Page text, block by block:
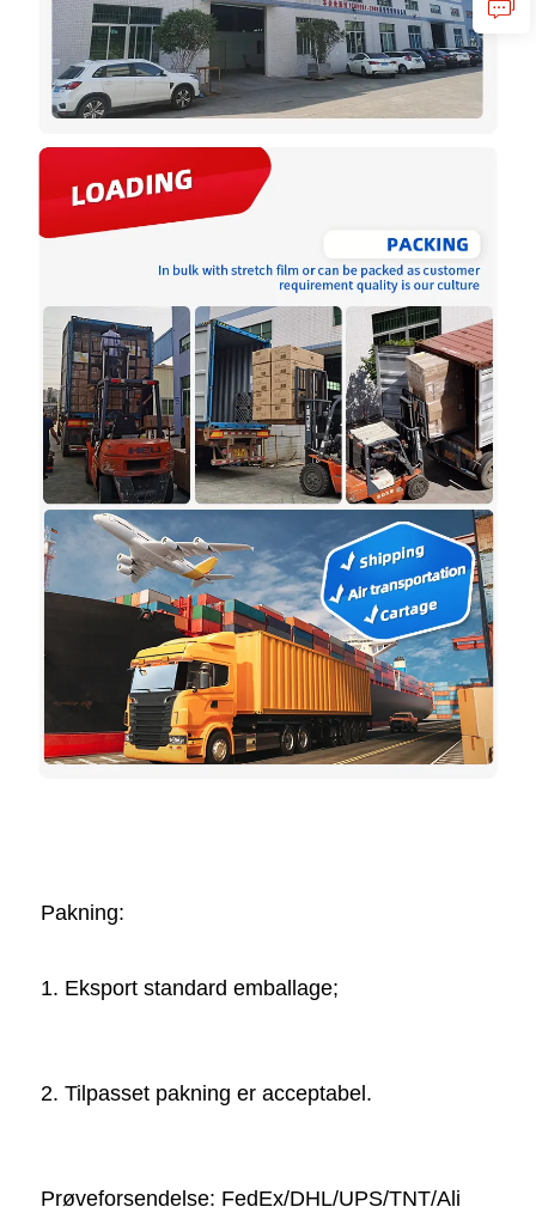
Pakning:
1. Eksport standard emballage;
2. Tilpasset pakning er acceptabel.
Prøveforsendelse: FedEx/DHL/UPS/TNT/Ali